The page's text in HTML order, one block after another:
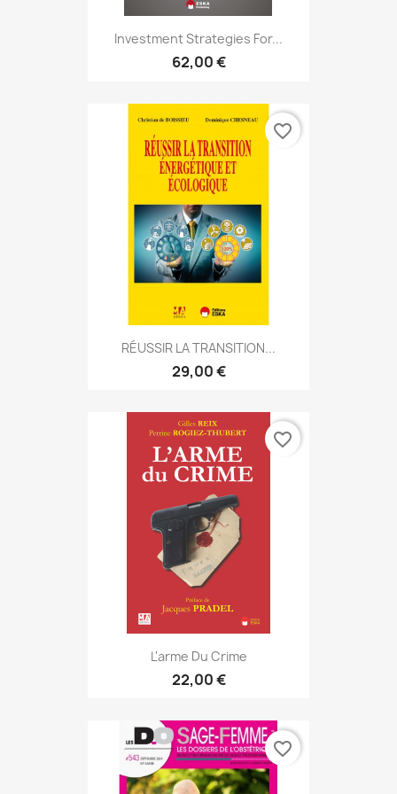
Investment Strategies For...
62,00 €
RÉUSSIR LA TRANSITION...
29,00 €
favorite_border
L'arme Du Crime
22,00 €
favorite_border
favorite_border